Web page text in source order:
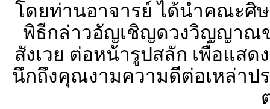
โดยท่านอาจารย์ ได้นำคณะศิ
พิธีกล่าวอัญเชิญดวงวิญญาณข
สังเวย ต่อหน้ารูปสลัก เพื่อแส
นึกถึงคุณงามความดีต่อเหล่าป